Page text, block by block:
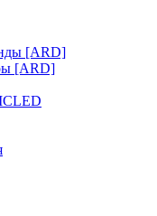
[ARD]
[ARD]